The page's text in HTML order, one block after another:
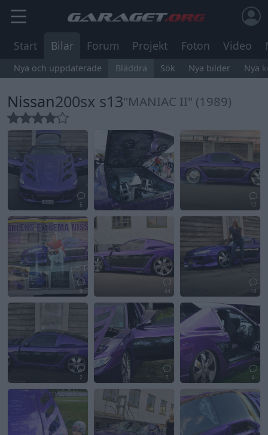
Start Bilar Forum Projekt Foton Video
Nya och uppdaterade Bläddra Sök Nya bilder Nya
Nissan200sx s13"MANIAC II" (1989)
5 7 17
8 44 14
2 2 4